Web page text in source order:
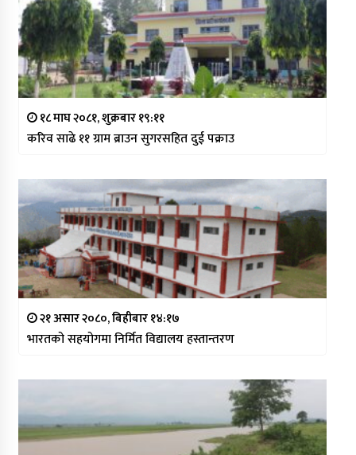
१८ माघ २०८१, शुक्रबार १९:११
करिव साढे ११ ग्राम ब्राउन सुगरसहित दुई पक्राउ
२१ असार २०८०, बिहीबार १४:१७
भारतको सहयोगमा निर्मित विद्यालय हस्तान्तरण